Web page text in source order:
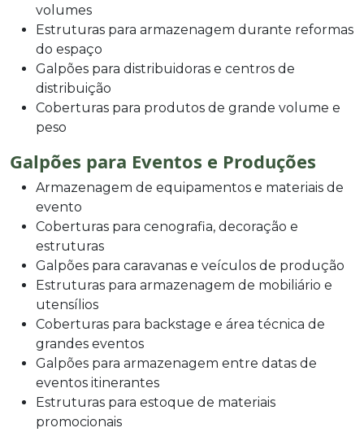
volumes
Estruturas para armazenagem durante reformas
do espaço
Galpões para distribuidoras e centros de
distribuição
Coberturas para produtos de grande volume e
peso
Galpões para Eventos e Produções
Armazenagem de equipamentos e materiais de
evento
Coberturas para cenografia, decoração e
estruturas
Galpões para caravanas e veículos de produção
Estruturas para armazenagem de mobiliário e
utensílios
Coberturas para backstage e área técnica de
grandes eventos
Galpões para armazenagem entre datas de
eventos itinerantes
Estruturas para estoque de materiais
promocionais